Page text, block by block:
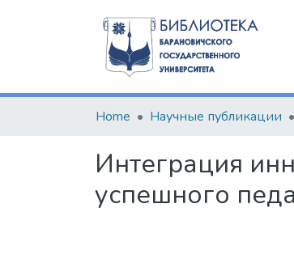
Home Научные публикации
Интеграция
успешного